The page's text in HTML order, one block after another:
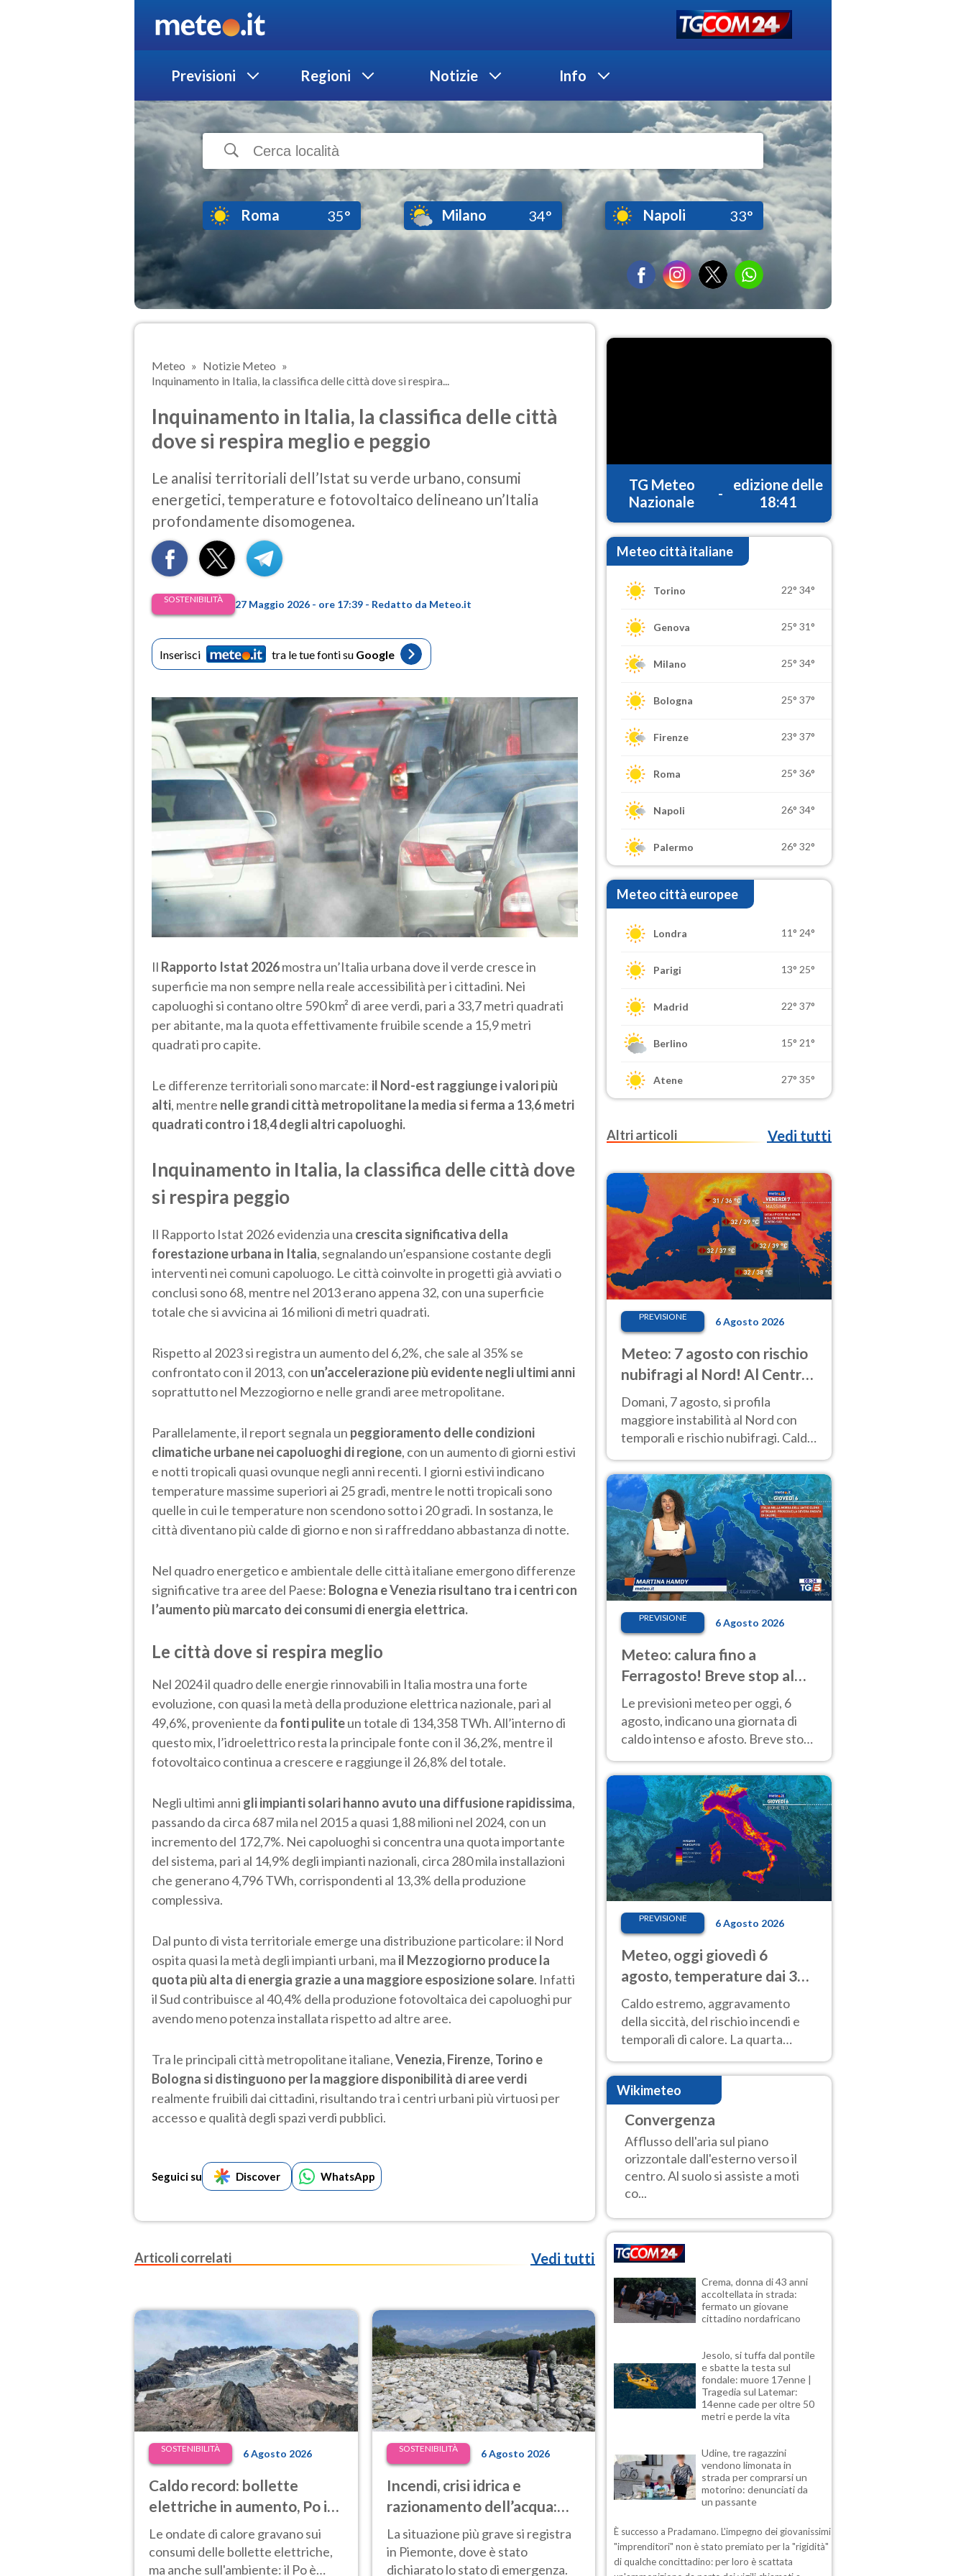
Previsioni Regioni Notizie Info
Roma 35° Milano 34° Napoli 33°
Meteo
Notizie Meteo
Inquinamento in Italia, la classifica delle città dove si respira...
Inquinamento in Italia, la classifica delle città
dove si respira meglio e peggio
Le analisi territoriali dell’Istat su verde urbano, consumi
energetici, temperature e fotovoltaico delineano un’Italia
profondamente disomogenea.
SOSTENIBILITÀ 27 Maggio 2026 - ore 17:39 - Redatto da Meteo.it
Inserisci tra le tue fonti su Google
Il Rapporto Istat 2026mostra un’Italia urbana dove il verde cresce in
superficie ma non sempre nella reale accessibilità per i cittadini. Nei
capoluoghi si contano oltre 590 km² di aree verdi, pari a 33,7 metri quadrati
per abitante, ma la quota effettivamente fruibile scende a 15,9 metri
quadrati pro capite.
Le differenze territoriali sono marcate: il Nord-est raggiunge i valori più
alti, mentre nelle grandi città metropolitane la media si ferma a 13,6 metri
quadrati contro i 18,4 degli altri capoluoghi.
Inquinamento in Italia, la classifica delle città dove
si respira peggio
Il Rapporto Istat 2026 evidenzia una crescita significativa della
forestazione urbana in Italia, segnalando un’espansione costante degli
interventi nei comuni capoluogo. Le città coinvolte in progetti già avviati o
conclusi sono 68, mentre nel 2013 erano appena 32, con una superficie
totale che si avvicina ai 16 milioni di metri quadrati.
Rispetto al 2023 si registra un aumento del 6,2%, che sale al 35% se
confrontato con il 2013, con un’accelerazione più evidente negli ultimi anni
soprattutto nel Mezzogiorno e nelle grandi aree metropolitane.
Parallelamente, il report segnala un peggioramento delle condizioni
climatiche urbane nei capoluoghi di regione, con un aumento di giorni estivi
e notti tropicali quasi ovunque negli anni recenti. I giorni estivi indicano
temperature massime superiori ai 25 gradi, mentre le notti tropicali sono
quelle in cui le temperature non scendono sotto i 20 gradi. In sostanza, le
città diventano più calde di giorno e non si raffreddano abbastanza di notte.
Nel quadro energetico e ambientale delle città italiane emergono differenze
significative tra aree del Paese: Bologna e Venezia risultano tra i centri con
l’aumento più marcato dei consumi di energia elettrica.
Le città dove si respira meglio
Nel 2024 il quadro delle energie rinnovabili in Italia mostra una forte
evoluzione, con quasi la metà della produzione elettrica nazionale, pari al
49,6%, proveniente da fonti puliteun totale di 134,358 TWh. All’interno di
questo mix, l’idroelettrico resta la principale fonte con il 36,2%, mentre il
fotovoltaico continua a crescere e raggiunge il 26,8% del totale.
Negli ultimi anni gli impianti solari hanno avuto una diffusione rapidissima,
passando da circa 687 mila nel 2015 a quasi 1,88 milioni nel 2024, con un
incremento del 172,7%. Nei capoluoghi si concentra una quota importante
del sistema, pari al 14,9% degli impianti nazionali, circa 280 mila installazioni
che generano 4,796 TWh, corrispondenti al 13,3% della produzione
complessiva.
Dal punto di vista territoriale emerge una distribuzione particolare: il Nord
ospita quasi la metà degli impianti urbani, ma il Mezzogiorno produce la
quota più alta di energia grazie a una maggiore esposizione solare. Infatti
il Sud contribuisce al 40,4% della produzione fotovoltaica dei capoluoghi pur
avendo meno potenza installata rispetto ad altre aree.
Tra le principali città metropolitane italiane,Venezia, Firenze, Torino e
Bologna si distinguono per la maggiore disponibilità di aree verdi
realmente fruibili dai cittadini, risultando tra i centri urbani più virtuosi per
accesso e qualità degli spazi verdi pubblici.
Seguici su Discover WhatsApp
Articoli correlati Vedi tutti
SOSTENIBILITÀ 6 Agosto 2026
Caldo record: bollette
elettriche in aumento, Po in
secca, centrali in difficoltà e
prezzi dell’energia ai
massimi
Le ondate di calore gravano sui
consumi delle bollette elettriche,
ma anche sull'ambiente: il Po è
SOSTENIBILITÀ 6 Agosto 2026
Incendi, crisi idrica e
razionamento dell’acqua:
ora anche il Nord Italia è in
difficoltà
La situazione più grave si registra
in Piemonte, dove è stato
dichiarato lo stato di emergenza.
TG Meteo
Nazionale
-
edizione delle
18:41
Meteo città italiane
Torino 22° 34°
Genova 25° 31°
Milano 25° 34°
Bologna 25° 37°
Firenze 23° 37°
Roma 25° 36°
Napoli 26° 34°
Palermo 26° 32°
Meteo città europee
Londra 11° 24°
Parigi 13° 25°
Madrid 22° 37°
Berlino 15° 21°
Atene 27° 35°
Altri articoli Vedi tutti
PREVISIONE 6 Agosto 2026
Meteo: 7 agosto con rischio
nubifragi al Nord! Al Centro-
Sud caldo estremo
Domani, 7 agosto, si profila
maggiore instabilità al Nord con
temporali e rischio nubifragi. Caldo
previsioni.
PREVISIONE 6 Agosto 2026
Meteo: calura fino a
Ferragosto! Breve stop al
Nord tra 7 e 9 agosto
Le previsioni meteo per oggi, 6
agosto, indicano una giornata di
caldo intenso e afosto. Breve stop
Nord.
PREVISIONE 6 Agosto 2026
Meteo, oggi giovedì 6
agosto, temperature dai 33
ai 40 gradi
Caldo estremo, aggravamento
della siccità, del rischio incendi e
temporali di calore. La quarta
intensa ondata di calore non dà
tregua e durerà fino Ferragosto
Wikimeteo
Convergenza
Afflusso dell'aria sul piano
orizzontale dall'esterno verso il
centro. Al suolo si assiste a moti
co...
Crema, donna di 43 anni
accoltellata in strada:
fermato un giovane
cittadino nordafricano
Jesolo, si tuffa dal pontile
e sbatte la testa sul
fondale: muore 17enne |
Tragedia sul Latemar:
14enne cade per oltre 50
metri e perde la vita
Udine, tre ragazzini
vendono limonata in
strada per comprarsi un
motorino: denunciati da
un passante
È successo a Pradamano. L'impegno dei giovanissimi
"imprenditori" non è stato premiato per la "rigidità"
di qualche concittadino: per loro è scattata